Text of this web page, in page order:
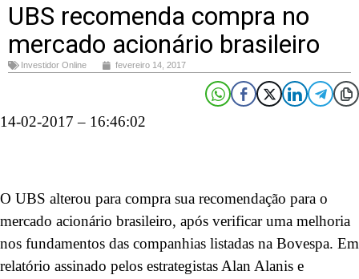
UBS recomenda compra no
mercado acionário brasileiro
Investidor Online fevereiro 14, 2017
14-02-2017 – 16:46:02
O UBS alterou para compra sua recomendação para o
mercado acionário brasileiro, após verificar uma melhoria
nos fundamentos das companhias listadas na Bovespa. Em
relatório assinado pelos estrategistas Alan Alanis e